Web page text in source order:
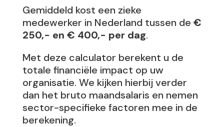
Gemiddeld kost een zieke
medewerker in Nederland tussen de €
250,- en € 400,- per dag.
Met deze calculator berekent u de
totale financiële impact op uw
organisatie. We kijken hierbij verder
dan het bruto maandsalaris en nemen
sector-specifieke factoren mee in de
berekening.